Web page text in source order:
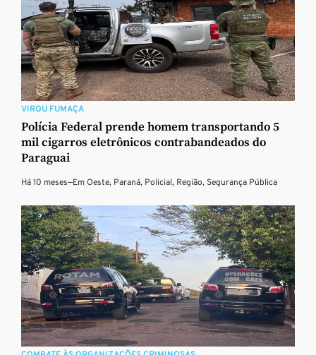
VIROU FUMAÇA
Polícia Federal prende homem transportando 5
mil cigarros eletrônicos contrabandeados do
Paraguai
Há 10 meses—EmOeste, Paraná, Policial, Região, Segurança Pública